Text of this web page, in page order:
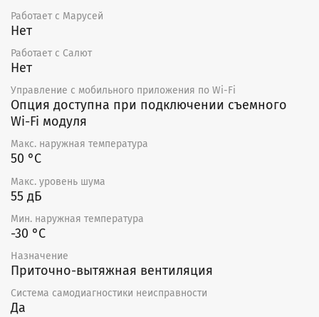
Работает с Марусей
Нет
Работает с Салют
Нет
Управление c мобильного приложения по Wi-Fi
Опция доступна при подключении съемного
Wi-Fi модуля
Макс. наружная температура
50 °С
Макс. уровень шума
55 дБ
Мин. наружная температура
-30 °С
Назначение
Приточно-вытяжная вентиляция
Система самодиагностики неисправности
Да